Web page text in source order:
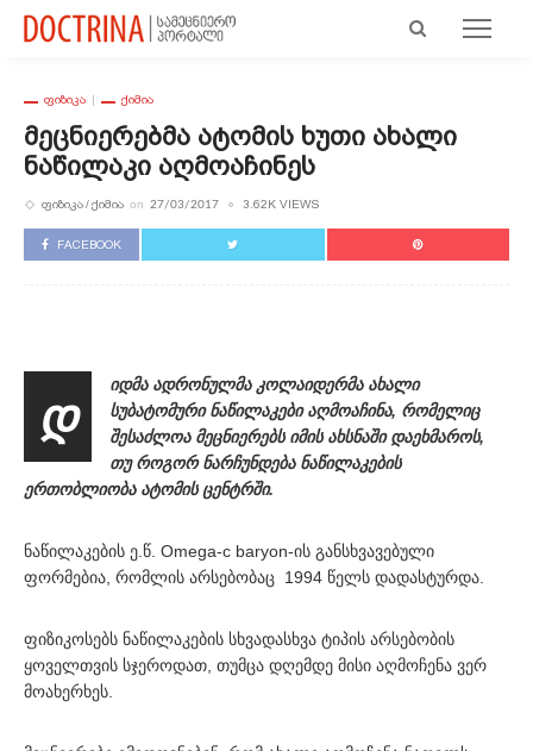
ᲤᲘᲖᲘᲙᲐ ᲥᲘᲛᲘᲐ
Მეცნიერებმა Ატომის Ხუთი Ახალი
Ნაწილაკი Აღმოაჩინეს
ᲤᲘᲖᲘᲙᲐ ᲥᲘᲛᲘᲐ on 27/03/2017 3.62K VIEWS
FACEBOOK
დ
იდმა ადრონულმა კოლაიდერმა ახალი
სუბატომური ნაწილაკები აღმოაჩინა, რომელიც
შესაძლოა მეცნიერებს იმის ახსნაში დაეხმაროს,
თუ როგორ ნარჩუნდება ნაწილაკების
ერთობლიობა ატომის ცენტრში.
ნაწილაკების ე.წ. Omega-c baryon-ის განსხვავებული
ფორმებია, რომლის არსებობაც 1994 წელს დადასტურდა.
ფიზიკოსებს ნაწილაკების სხვადასხვა ტიპის არსებობის
ყოველთვის სჯეროდათ, თუმცა დღემდე მისი აღმოჩენა ვერ
მოახერხეს.